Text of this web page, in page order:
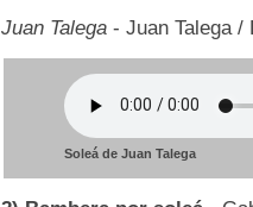
Juan Talega - Juan Talega /
Soleá de Juan Talega